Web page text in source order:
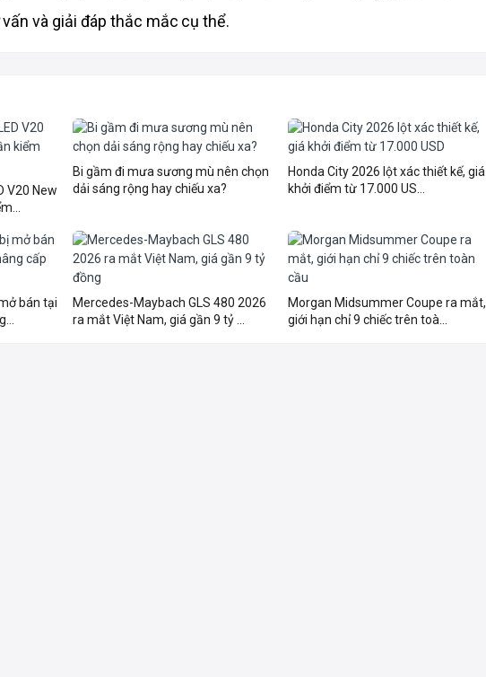
và giải đáp thắc mắc cụ thể.
V20 New
Bi gầm đi mưa sương mù nên chọn
dải sáng rộng hay chiếu xa?
Honda City 2026 lột xác thiết kế, giá
khởi điểm từ 17.000 US...
bán tại
Mercedes-Maybach GLS 480 2026
ra mắt Việt Nam, giá gần 9 tỷ ...
Morgan Midsummer Coupe ra mắt,
giới hạn chỉ 9 chiếc trên toà...